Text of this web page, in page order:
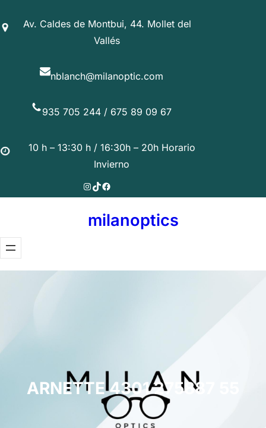
al
Av. Caldes de Montbui, 44. Mollet del
Vallés
nblanch@milanoptic.com
935 705 244 / 675 89 09 67
10 h – 13:30 h / 16:30h – 20h Horario
Invierno
Instagram
TikTok
Facebook
milanoptics
ARNETTE 4301 275887 55